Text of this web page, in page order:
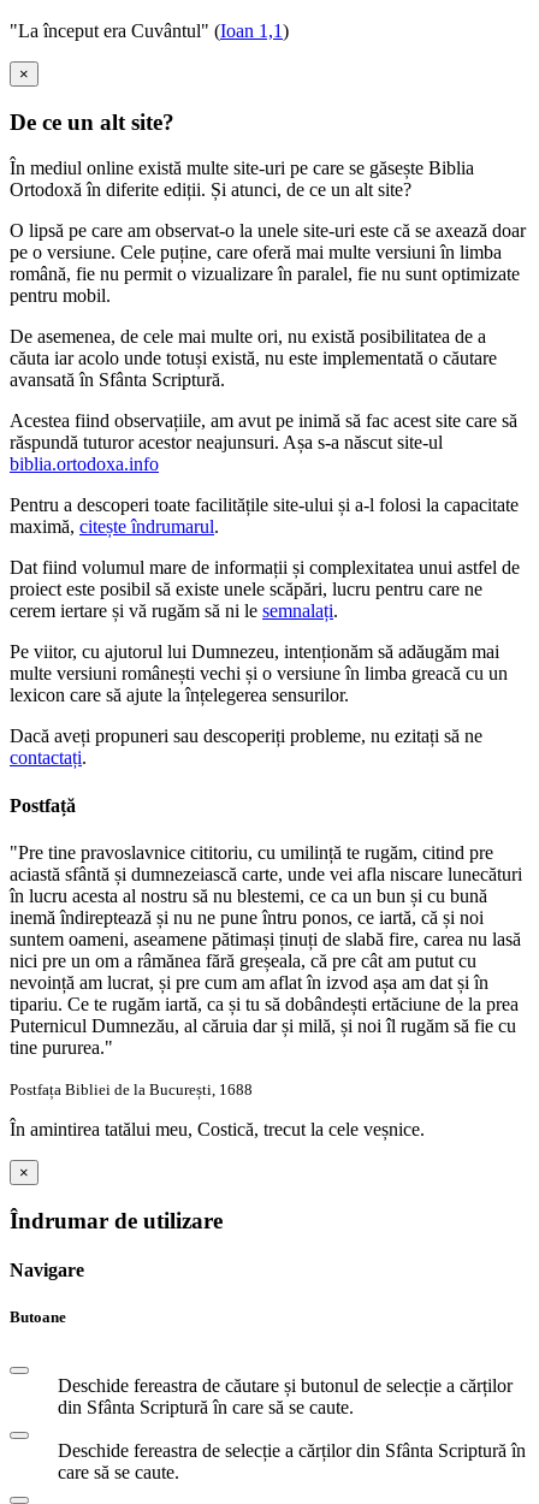
"La început era Cuvântul" (Ioan 1,1)
×
De ce un alt site?
În mediul online există multe site-uri pe care se găsește Biblia
Ortodoxă în diferite ediții. Și atunci, de ce un alt site?
O lipsă pe care am observat-o la unele site-uri este că se axează doar
pe o versiune. Cele puține, care oferă mai multe versiuni în limba
română, fie nu permit o vizualizare în paralel, fie nu sunt optimizate
pentru mobil.
De asemenea, de cele mai multe ori, nu există posibilitatea de a
căuta iar acolo unde totuși există, nu este implementată o căutare
avansată în Sfânta Scriptură.
Acestea fiind observațiile, am avut pe inimă să fac acest site care să
răspundă tuturor acestor neajunsuri. Așa s-a născut site-ul
biblia.ortodoxa.info
Pentru a descoperi toate facilitățile site-ului și a-l folosi la capacitate
maximă, citește îndrumarul.
Dat fiind volumul mare de informații și complexitatea unui astfel de
proiect este posibil să existe unele scăpări, lucru pentru care ne
cerem iertare și vă rugăm să ni le semnalați.
Pe viitor, cu ajutorul lui Dumnezeu, intenționăm să adăugăm mai
multe versiuni românești vechi și o versiune în limba greacă cu un
lexicon care să ajute la înțelegerea sensurilor.
Dacă aveți propuneri sau descoperiți probleme, nu ezitați să ne
contactați.
Postfață
"Pre tine pravoslavnice cititoriu, cu umilință te rugăm, citind pre
aciastă sfântă și dumnezeiască carte, unde vei afla niscare lunecături
în lucru acesta al nostru să nu blestemi, ce ca un bun și cu bună
inemă îndireptează și nu ne pune întru ponos, ce iartă, că și noi
suntem oameni, aseamene pătimași ținuți de slabă fire, carea nu lasă
nici pre un om a râmănea fără greșeala, că pre cât am putut cu
nevoință am lucrat, și pre cum am aflat în izvod așa am dat și în
tipariu. Ce te rugăm iartă, ca și tu să dobândești ertăciune de la prea
Puternicul Dumnezău, al căruia dar și milă, și noi îl rugăm să fie cu
tine pururea."
Postfața Bibliei de la București, 1688
În amintirea tatălui meu, Costică, trecut la cele veșnice.
×
Îndrumar de utilizare
Navigare
Butoane
Deschide fereastra de căutare și butonul de selecție a cărților
din Sfânta Scriptură în care să se caute.
Deschide fereastra de selecție a cărților din Sfânta Scriptură în
care să se caute.